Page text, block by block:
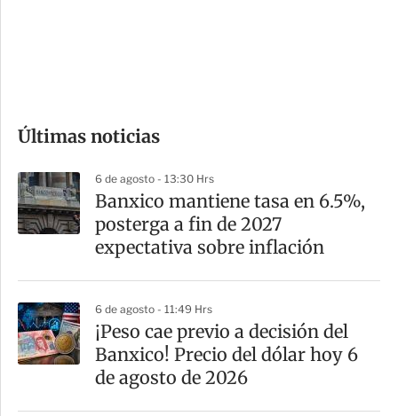
m
a
r
t
Últimas noticias
6 de agosto - 13:30 Hrs
Banxico mantiene tasa en 6.5%,
posterga a fin de 2027
expectativa sobre inflación
6 de agosto - 11:49 Hrs
¡Peso cae previo a decisión del
Banxico! Precio del dólar hoy 6
de agosto de 2026